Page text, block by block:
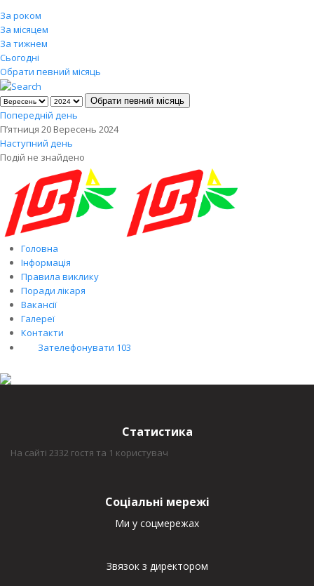
За роком
За місяцем
За тижнем
Сьогодні
Обрати певний місяць
Обрати певний місяць
Попередній день
П’ятниця 20 Вересень 2024
Наступний день
Подій не знайдено
Головна
Інформація
Правила виклику
Поради лікаря
Вакансії
Галереї
Контакти
Зателефонувати 103
Статистика
На сайті 2332 гостя та 1 користувач
Соціальні мережі
Ми у соцмережах
Звязок з директором